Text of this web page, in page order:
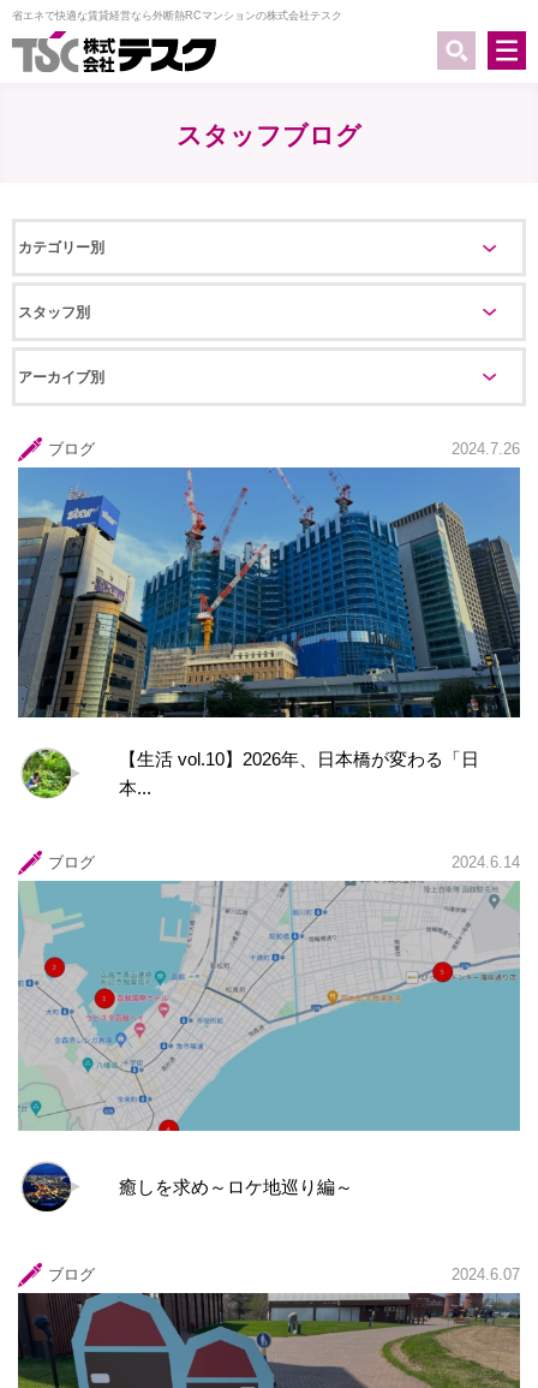
省エネで快適な賃貸経営なら外断熱RCマンションの株式会社テスク
スタッフブログ
カテゴリー別
ブログ
イベント報告
スタッフ別
建築パートナー部 馬場
賃貸管理部 太田
営業部 藤田
営業部 上口
賃貸管理部 片桐
建築パートナー部 小崎
函館支店 久保田
建築部 中野
建築パートナー部 佐藤
函館支店 今
建築部 高尾
代表取締役 丹
テスク 営業
環境エネルギー部 上山
業務管理部 山下
函館支店 吉田
アーカイブ別
ブログ 2024.7.26
【生活 vol.10】2026年、日本橋が変わる「日
本...
ブログ 2024.6.14
癒しを求め～ロケ地巡り編～
ブログ 2024.6.07